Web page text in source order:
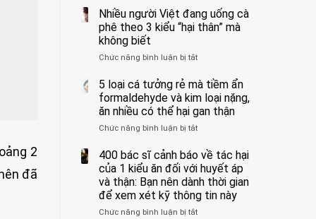
2
đã
này
suốt
bác
“Xoắn
900
độ,
không
kịp
quá
mạnh
vệ
4
nhóm
người
được
bác
cảnh
báo
“ĐỪNG
GẮNG
SỨC!”
ca
tử
tay
miệng:
Bác
Bệnh
viện
đồng
1
ra
cảnh
báo
Nhiều người Việt đang uống cà
phê theo 3 kiểu “hại thân” mà
không biết
Chức năng bình luận bị tắtở
người
Việt
đang
uống
cà
theo
3
kiểu
“hại
thân”
mà
5 loại cá tưởng rẻ mà tiềm ẩn
formaldehyde và kim loại nặng,
ăn nhiều có thể hại gan thận
Chức năng bình luận bị tắtở
loại
cá
tưởng
rẻ
mà
tiềm
400 bác sĩ cảnh báo về tác hại
của 1 kiểu ăn đối với huyết áp
và thận: Bạn nên dành thời gian
để xem xét kỹ thông tin này
Chức năng bình luận bị tắtở